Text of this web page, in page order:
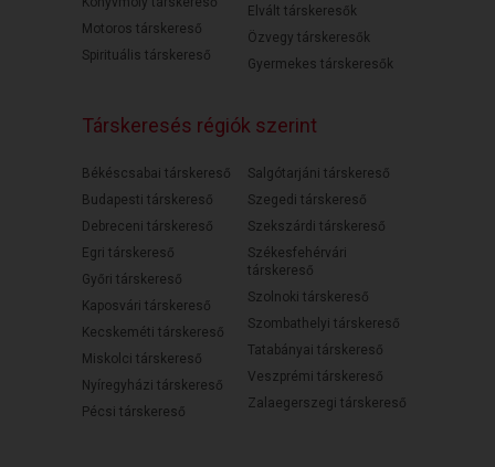
Motoros társkereső
Spirituális társkereső
Elvált társkeresők
Özvegy társkeresők
Gyermekes társkeresők
Társkeresés régiók szerint
Békéscsabai társkereső
Budapesti társkereső
Debreceni társkereső
Egri társkereső
Győri társkereső
Kaposvári társkereső
Kecskeméti társkereső
Miskolci társkereső
Nyíregyházi társkereső
Pécsi társkereső
Salgótarjáni társkereső
Szegedi társkereső
Szekszárdi társkereső
Székesfehérvári
társkereső
Szolnoki társkereső
Szombathelyi társkereső
Tatabányai társkereső
Veszprémi társkereső
Zalaegerszegi társkereső